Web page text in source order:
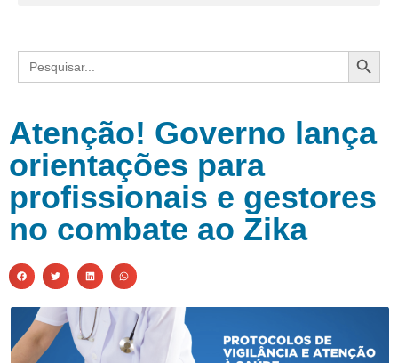
Search
for:
Atenção! Governo lança
orientações para
profissionais e gestores
no combate ao Zika